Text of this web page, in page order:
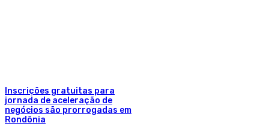
Inscrições gratuitas para
jornada de aceleração de
negócios são prorrogadas em
Rondônia